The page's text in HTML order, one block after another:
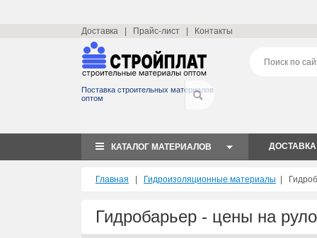
Доставка Прайс-лист Контакты
Поставка строительных материалов
оптом
КАТАЛОГ МАТЕРИАЛОВ ДОСТАВКА
Главная Гидроизоляционные материалы
Гидробарьер - цены на